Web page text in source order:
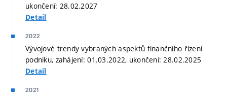
ukončení: 28.02.2027
Detail
2022
Vývojové trendy vybraných aspektů finančního řízení
podniku, zahájení: 01.03.2022, ukončení: 28.02.2025
Detail
2021